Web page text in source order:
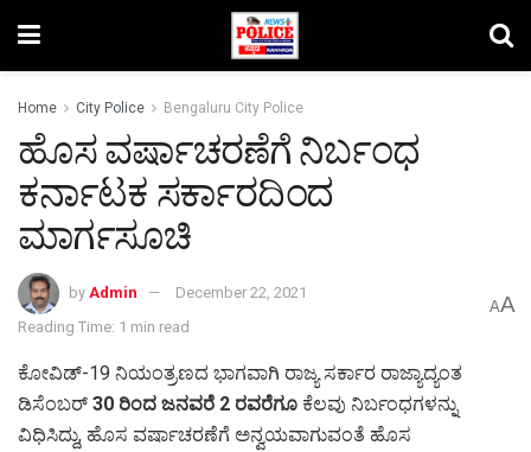
Home City Police Bengaluru City Police
ಹೊಸ ವರ್ಷಾಚರಣೆಗೆ ನಿರ್ಬಂಧ
ಕರ್ನಾಟಕ ಸರ್ಕಾರದಿಂದ
ಮಾರ್ಗಸೂಚಿ
by Admin
December 22, 2021
Reading Time: 1 min read
AA
ಕೋವಿಡ್‌-19 ನಿಯಂತ್ರಣದ ಭಾಗವಾಗಿ ರಾಜ್ಯ ಸರ್ಕಾರ ರಾಜ್ಯಾದ್ಯಂತ
ಡಿಸೆಂಬರ್ 30 ರಿಂದ ಜನವರೆ 2 ರವರೆಗೂ ಕೆಲವು ನಿರ್ಬಂಧಗಳನ್ನು
ವಿಧಿಸಿದ್ದು, ಹೊಸ ವರ್ಷಾಚರಣೆಗೆ ಅನ್ವಯವಾಗುವಂತೆ ಹೊಸ